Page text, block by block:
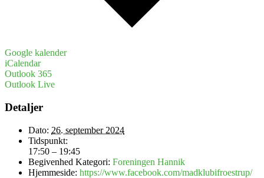
Google kalender
iCalendar
Outlook 365
Outlook Live
Detaljer
Dato: 26. september 2024
Tidspunkt:
17:50 – 19:45
Begivenhed Kategori: Foreningen Hannik
Hjemmeside: https://www.facebook.com/madklubifroestrup/